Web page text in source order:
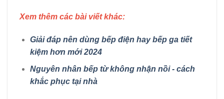
Xem thêm các bài viết khác:
Giải đáp nên dùng bếp điện hay bếp ga tiết
kiệm hơn mới 2024
Nguyên nhân bếp từ không nhận nồi - cách
khắc phục tại nhà